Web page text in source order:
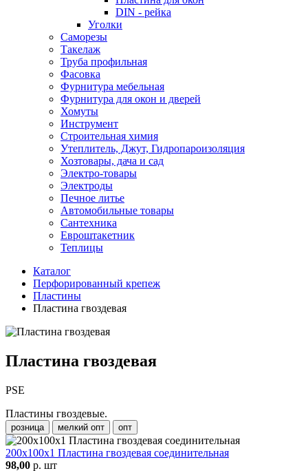
DIN - рейка
Уголки
Саморезы
Такелаж
Труба профильная
Фасовка
Фурнитура мебельная
Фурнитура для окон и дверей
Хомуты
Инструмент
Строительная химия
Утеплитель, Джут, Гидропароизоляция
Хозтовары, дача и сад
Электро-товары
Электроды
Печное литье
Автомобильные товары
Сантехника
Евроштакетник
Теплицы
Каталог
Перфорированный крепеж
Пластины
Пластина гвоздевая
Пластина гвоздевая
PSE
Пластины гвоздевые.
розница мелкий опт опт
200х100х1 Пластина гвоздевая соединительная
98,00 р. шт